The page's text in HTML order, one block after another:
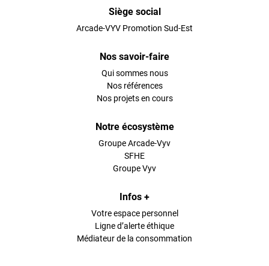
Siège social
Arcade-VYV Promotion Sud-Est
Nos savoir-faire
Qui sommes nous
Nos références
Nos projets en cours
Notre écosystème
Groupe Arcade-Vyv
SFHE
Groupe Vyv
Infos +
Votre espace personnel
Ligne d’alerte éthique
Médiateur de la consommation